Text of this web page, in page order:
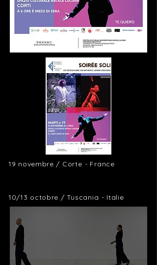
19 novembre / Corte - France
10/13 octobre /Tuscania - Italie